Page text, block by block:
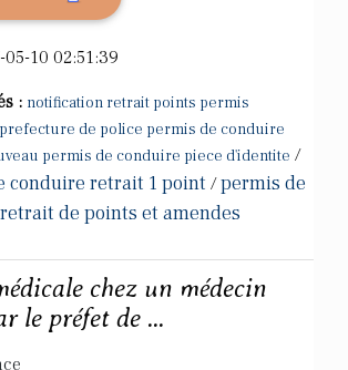
05-10 02:51:39
: notification retrait points permis
prefecture de police permis de conduire
permis de conduire piece d'identite /
conduire retrait 1 point /permis de
de points et amendes
chez un médecin
le préfet de ...